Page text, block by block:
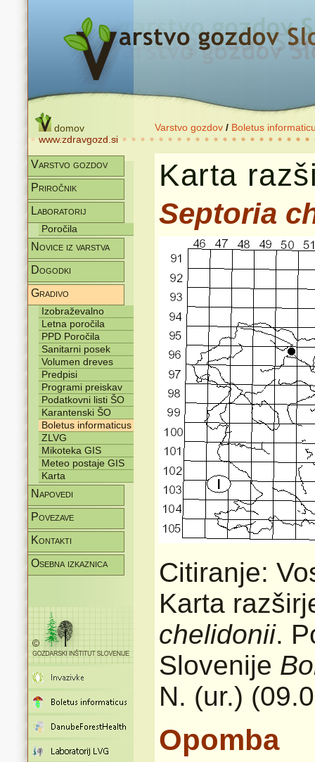
domov
www.zdravgozd.si
Varstvo gozdov / Boletus
Varstvo gozdov
Priročnik
Laboratorij
Poročila
Novice iz varstva
Dogodki
Gradivo
Izobraževalno
Letna poročila
PPD Poročila
Sanitarni posek
Volumen dreves
Predpisi
Programi preiskav
Podatkovni listi ŠO
Karantenski ŠO
Boletus informaticus
ZLVG
Mikoteka GIS
Meteo postaje GIS
Karta
Napovedi
Povezave
Kontakti
Osebna izkaznica
Karta
Septoria
Citiranje:
Karta
chelidonii.
Slovenije
N. (ur.)
Opomba